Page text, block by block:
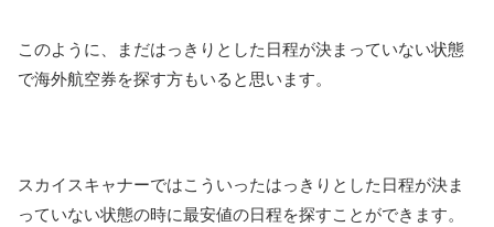
このように、まだはっきりとした日程が決まっていない状態
で海外航空券を探す方もいると思います。
スカイスキャナーではこういったはっきりとした日程が決ま
っていない状態の時に最安値の日程を探すことができます。